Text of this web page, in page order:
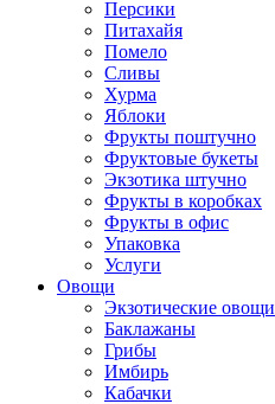
Персики
Питахайя
Помело
Сливы
Хурма
Яблоки
Фрукты поштучно
Фруктовые букеты
Экзотика штучно
Фрукты в коробках
Фрукты в офис
Упаковка
Услуги
Овощи
Экзотические овощи
Баклажаны
Грибы
Имбирь
Кабачки